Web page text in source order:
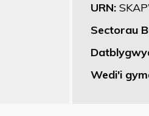
URN:
Sectorau
Wedi'i